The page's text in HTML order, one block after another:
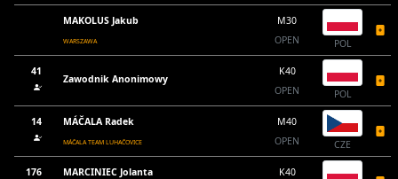
MAKOLUS Jakub
WARSZAWA
M30
OPEN
POL
41
Zawodnik Anonimowy
K40
OPEN
POL
14 MÁČALA Radek
MÁČALA TEAM LUHAČOVICE
M40
OPEN
CZE
176 MARCINIEC Jolanta
K40